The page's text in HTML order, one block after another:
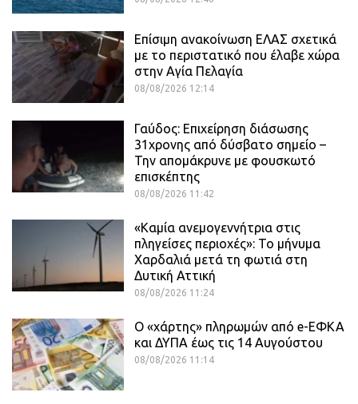
Επίσιμη ανακοίνωση ΕΛΑΣ σχετικά
με το περιστατικό που έλαβε χώρα
στην Αγία Πελαγία
08/08/2026 12:14
Γαύδος: Επιχείρηση διάσωσης
31χρονης από δύσβατο σημείο –
Την απομάκρυνε με φουσκωτό
επισκέπτης
08/08/2026 11:42
«Καμία ανεμογεννήτρια στις
πληγείσες περιοχές»: Το μήνυμα
Χαρδαλιά μετά τη φωτιά στη
Δυτική Αττική
08/08/2026 11:24
Ο «χάρτης» πληρωμών από e-ΕΦΚΑ
και ΔΥΠΑ έως τις 14 Αυγούστου
08/08/2026 11:14